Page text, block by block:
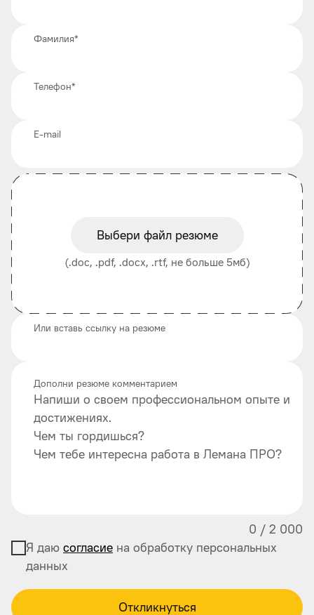
Фамилия*
Телефон*
E-mail
Выбери файл резюме
(.doc, .pdf, .docx, .rtf, не больше 5мб)
Или вставь ссылку на резюме
Напиши о своем профессиональном опыте и
достижениях.
Чем ты гордишься?
Чем тебе интересна работа в Лемана ПРО?
Дополни резюме комментарием
0 / 2 000
Я даю согласие на обработку персональных
данных
Откликнуться